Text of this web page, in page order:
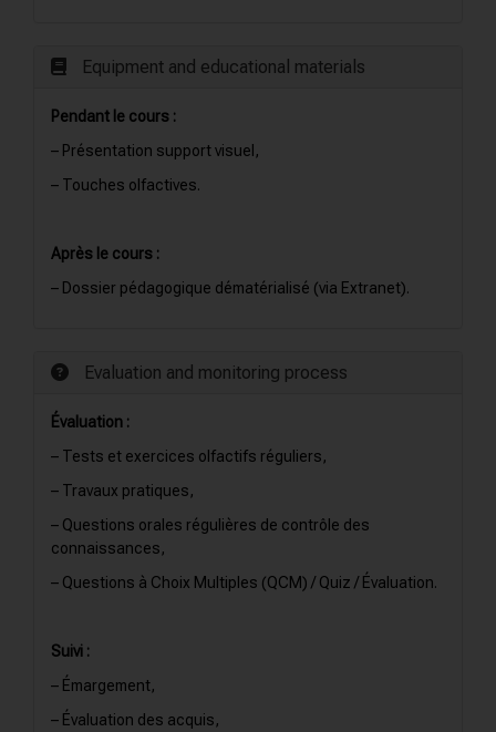
Equipment and educational materials
Pendant le cours :
– Présentation support visuel,
– Touches olfactives.
Après le cours :
– Dossier pédagogique dématérialisé (via Extranet).
Evaluation and monitoring process
Évaluation :
– Tests et exercices olfactifs réguliers,
– Travaux pratiques,
– Questions orales régulières de contrôle des
connaissances,
– Questions à Choix Multiples (QCM) / Quiz / Évaluation.
Suivi :
– Émargement,
– Évaluation des acquis,